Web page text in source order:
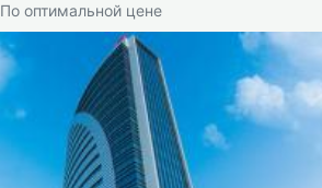
По оптимальной цене